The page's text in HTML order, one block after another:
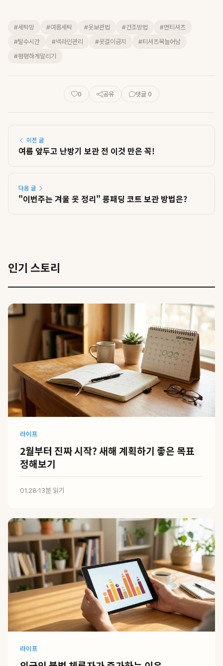
#세탁망 #여름세탁 #옷보관법 #건조방법
#면티셔츠
#탈수시간
#넥라인관리 #옷걸이금지
#티셔츠목늘어남
#평평하게말리기
0 공유 댓글 0
이전 글
여름 앞두고 난방기 보관 전 이것 만은 꼭!
다음 글
"이번주는 겨울 옷 정리" 롱패딩 코트 보관 방법은?
인기 스토리
라이프
2월부터 진짜 시작? 새해 계획하기 좋은 목표
정해보기
01.28·13분 읽기
라이프